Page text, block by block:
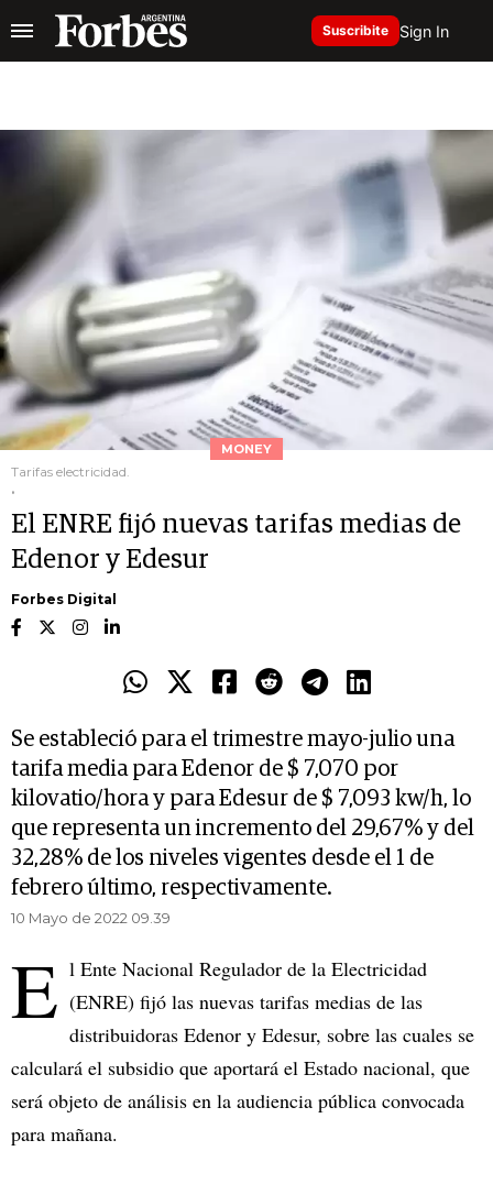
Suscribite Sign In
MONEY
Tarifas electricidad.
.
El ENRE fijó nuevas tarifas medias de
Edenor y Edesur
Forbes Digital
Se estableció para el trimestre mayo-julio una
tarifa media para Edenor de $ 7,070 por
kilovatio/hora y para Edesur de $ 7,093 kw/h, lo
que representa un incremento del 29,67% y del
32,28% de los niveles vigentes desde el 1 de
febrero último, respectivamente.
10 Mayo de 2022 09.39
E l Ente Nacional Regulador de la Electricidad
(ENRE) fijó las nuevas tarifas medias de las
distribuidoras Edenor y Edesur, sobre las cuales se
calculará el subsidio que aportará el Estado nacional, que
será objeto de análisis en la audiencia pública convocada
para mañana.